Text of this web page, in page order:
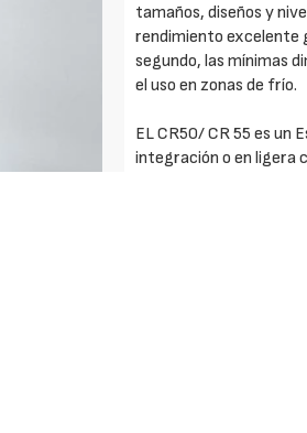
tamaños, diseños y
rendimiento excelente
segundo, las mínimas
el uso en zonas de frío.
EL CR50/ CR 55 es un
integración o en ligera